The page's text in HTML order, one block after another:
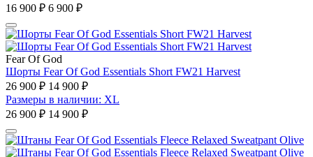
16 900 ₽ 6 900 ₽
Fear Of God
Шорты Fear Of God Essentials Short FW21 Harvest
26 900 ₽ 14 900 ₽
Размеры в наличии: XL
26 900 ₽ 14 900 ₽